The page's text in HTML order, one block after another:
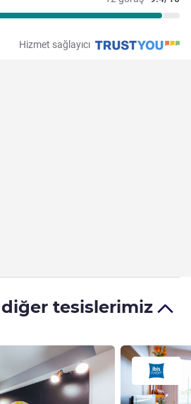
Hizmet sağlayıcı
tesislerimiz